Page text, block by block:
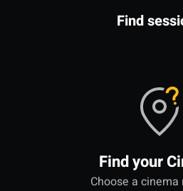
Find
Find your
Choose a cinema